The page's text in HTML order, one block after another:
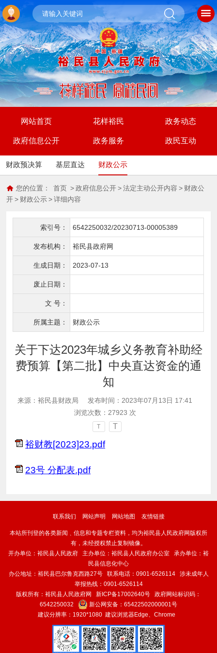
网站首页 花样裕民 政务动态
政府信息公开 政务服务 政民互动
财政预决算 基层直达 财政公示
您的位置： 首页 > 政府信息公开 > 法定主动公开内容 > 财政公
开 > 财政公示 > 详细内容
索引号： 6542250032/20230713-00005389
发布机构： 裕民县政府网
生成日期： 2023-07-13
废止日期：
文 号：
所属主题： 财政公示
关于下达2023年城乡义务教育补助经
费预算【第二批】中央直达资金的通
知
来源：裕民县财政局
发布时间：2023年07月13日 17:41
浏览次数： 27923 次
T T
裕财教[2023]23.pdf
23号 分配表.pdf
联系我们 网站声明 网站地图 友情链接
本站所刊登的各类新闻﹑信息和专题专栏资料，均为裕民县人民政府网版权所
有，未经授权禁止复制镜像。
开办单位：裕民县人民政府 主办单位：裕民县人民政府办公室 承办单位：裕
民县信息化中心
办公地址：裕民县巴尔鲁克西路27号 联系电话：0901-6526114 涉未成年人
举报热线：0901-6526114
版权所有：裕民县人民政府网 新ICP备17002640号 政府网站标识码：
6542250032
新公网安备： 65422502000001号
建议分辨率：1920*1080 建议浏览器Edge、Chrome